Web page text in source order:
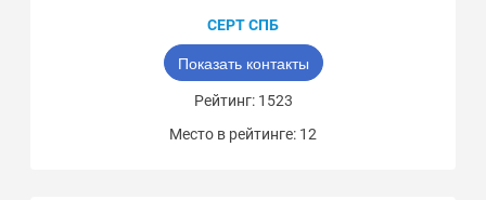
СЕРТ СПБ
Показать контакты
Рейтинг: 1523
Место в рейтинге: 12